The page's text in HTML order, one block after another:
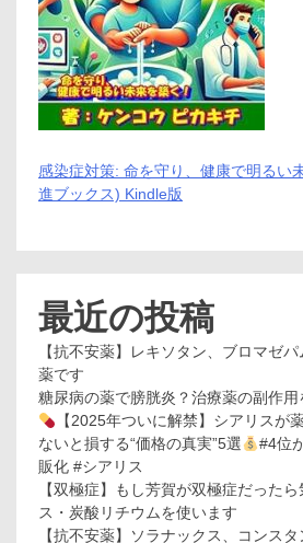
感染症対策: 命を守り、健康で明るい
進ブックス) Kindle版
最近の投稿
【抗不安薬】レキソタン、ブロマゼ
薬です
糖尿病の薬で膀胱炎？治療薬の副作
【2025年ついに解禁】シアリスが
ないと損する“価格の真実”5選
#4位
販化 #シアリス
【双極症】もし芳賀が双極症だった
ス・炭酸リチウムを使います
【抗不安薬】ソラナックス、コンス